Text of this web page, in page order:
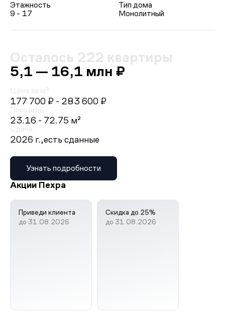
Этажность
9 - 17
Тип дома
Монолитный
Осталось 222 квартиры
5,1 — 16,1 млн ₽
Цена за м²
177 700 ₽ - 283 600 ₽
Площадь
23.16 - 72.75 м²
Сдача
2026 г.,есть сданные
Узнать подробности
Акции Пехра
Приведи клиента
до 31.08.2026
Скидка до 25%
до 31.08.2026